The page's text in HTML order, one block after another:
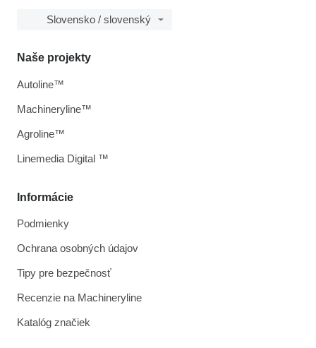
Slovensko / slovenský
Informácie
Podmienky
Ochrana osobných údajov
Tipy pre bezpečnosť
Recenzie na Machineryline
Katalóg značiek
Naše projekty
Autoline™
Machineryline™
Agroline™
Linemedia Digital ™